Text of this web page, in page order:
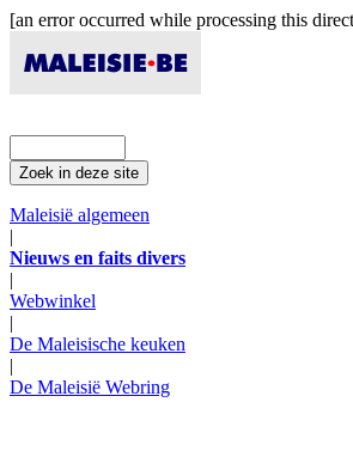
[an error occurred while processing this
Maleisië algemeen
|
Nieuws en faits divers
|
Webwinkel
|
De Maleisische keuken
|
De Maleisië Webring